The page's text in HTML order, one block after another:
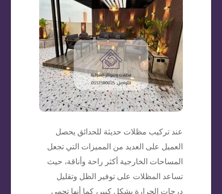
عند تركيب مظلات حديثة للحدائق يحصل
العميل على العديد من المميزات التي تجعل
المساحات الخارجية أكثر راحة وأناقة، حيث
تساعد المظلات على توفير الظل وتقليل
درجات الحرارة بشكل كبير، كما أنها تحمي